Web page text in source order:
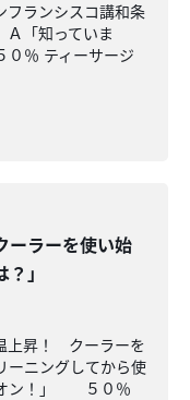
フランシスコ講和条
「知っていま
％ ティーサージ
ーラーを使い始
」
上昇！ クーラーを
ーニングしてから使
オン！」 ５０％